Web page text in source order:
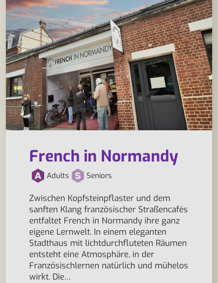
French in Normandy
Adults Seniors
Zwischen Kopfsteinpflaster und dem
sanften Klang französischer Straßencafés
entfaltet French in Normandy ihre ganz
eigene Lernwelt. In einem eleganten
Stadthaus mit lichtdurchfluteten Räumen
entsteht eine Atmosphäre, in der
Französischlernen natürlich und mühelos
wirkt. Die…